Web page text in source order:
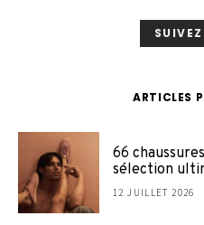
ARTICLES
66
sélection
12 JUILLET 2026